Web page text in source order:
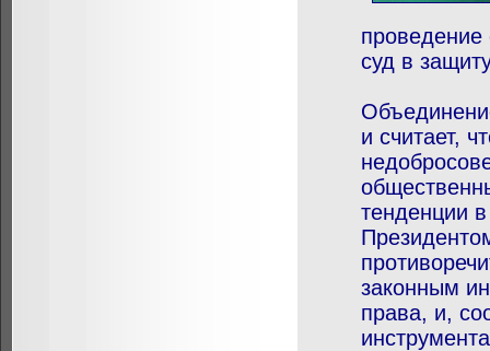
проведение
суд в
и считает,
тенденции
законным
права, и,